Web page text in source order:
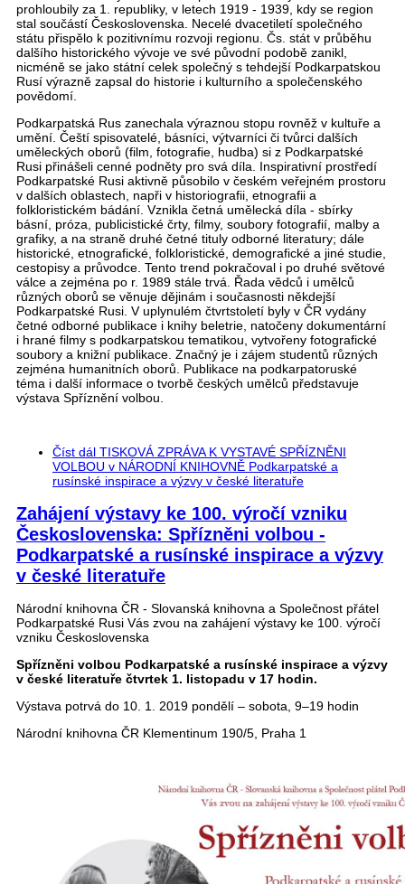
prohloubily za 1. republiky, v letech 1919 - 1939, kdy se region
stal součástí Československa. Necelé dvacetiletí společného
státu přispělo k pozitivnímu rozvoji regionu. Čs. stát v průběhu
dalšího historického vývoje ve své původní podobě zanikl,
nicméně se jako státní celek společný s tehdejší Podkarpatskou
Rusí výrazně zapsal do historie i kulturního a společenského
povědomí.
Podkarpatská Rus zanechala výraznou stopu rovněž v kultuře a
umění. Čeští spisovatelé, básníci, výtvarníci či tvůrci dalších
uměleckých oborů (film, fotografie, hudba) si z Podkarpatské
Rusi přinášeli cenné podněty pro svá díla. Inspirativní prostředí
Podkarpatské Rusi aktivně působilo v českém veřejném prostoru
v dalších oblastech, napři v historiografii, etnografii a
folkloristickém bádání. Vznikla četná umělecká díla - sbírky
básní, próza, publicistické črty, filmy, soubory fotografií, malby a
grafiky, a na straně druhé četné tituly odborné literatury; dále
historické, etnografické, folkloristické, demografické a jiné studie,
cestopisy a průvodce. Tento trend pokračoval i po druhé světové
válce a zejména po r. 1989 stále trvá. Řada vědců i umělců
různých oborů se věnuje dějinám i současnosti někdejší
Podkarpatské Rusi. V uplynulém čtvrtstoletí byly v ČR vydány
četné odborné publikace i knihy beletrie, natočeny dokumentární
i hrané filmy s podkarpatskou tematikou, vytvořeny fotografické
soubory a knižní publikace. Značný je i zájem studentů různých
zejména humanitních oborů. Publikace na podkarpatoruské
téma i další informace o tvorbě českých umělců představuje
výstava Spříznění volbou.
Číst dál TISKOVÁ ZPRÁVA K VYSTAVÉ SPŘÍZNĚNI
VOLBOU v NÁRODNÍ KNIHOVNĚ Podkarpatské a
rusínské inspirace a výzvy v české literatuře
Zahájení výstavy ke 100. výročí vzniku
Československa: Spřízněni volbou -
Podkarpatské a rusínské inspirace a výzvy
v české literatuře
Národní knihovna ČR - Slovanská knihovna a Společnost přátel
Podkarpatské Rusi Vás zvou na zahájení výstavy ke 100. výročí
vzniku Československa
Spřízněni volbou Podkarpatské a rusínské inspirace a výzvy
v české literatuře čtvrtek 1. listopadu v 17 hodin.
Výstava potrvá do 10. 1. 2019 pondělí – sobota, 9–19 hodin
Národní knihovna ČR Klementinum 190/5, Praha 1